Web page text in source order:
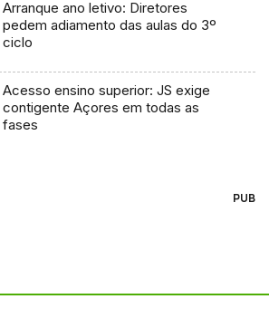
Arranque ano letivo: Diretores
pedem adiamento das aulas do 3º
ciclo
Acesso ensino superior: JS exige
contigente Açores em todas as
fases
PUB